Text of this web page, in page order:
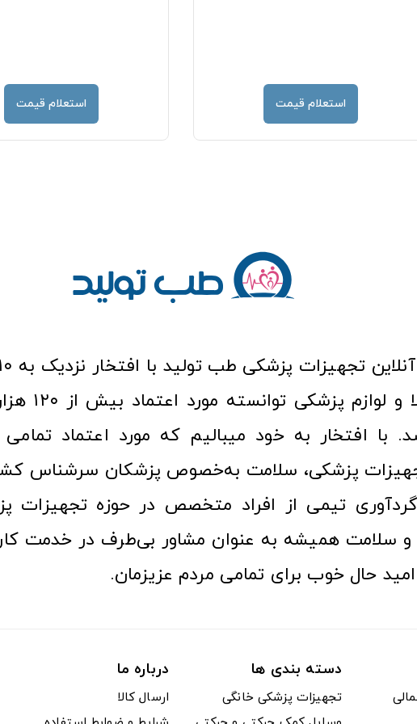
استعلام قیمت استعلام قیمت
عرصه کالا
با افتخار به خود میبالیم که مورد اعتماد تمامی
پزشکی، سلامت به‌خصوص پزشکان سرشناس
گردآوری تیمی از افراد متخصص در حوزه تجهیزات
سلامت همیشه به عنوان مشاور بی‌طرف در خدمت
حال خوب برای تمامی مردم عزیزمان.
دسته بندی ها
تجهیزات پزشکی خانگی
درباره ما
ارسال کالا